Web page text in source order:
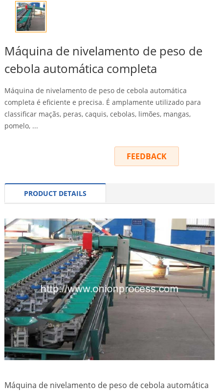
Máquina de nivelamento de peso de
cebola automática completa
Máquina de nivelamento de peso de cebola automática
completa é eficiente e precisa. É amplamente utilizado para
classificar maçãs, peras, caquis, cebolas, limões, mangas,
pomelo, ...
FEEDBACK
PRODUCT DETAILS
Máquina de nivelamento de peso de cebola automática